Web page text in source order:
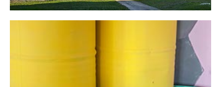
Разработка проекта СЗЗ необходима, чтобы